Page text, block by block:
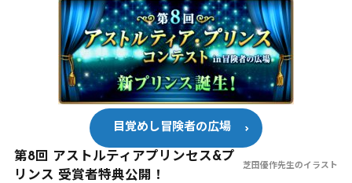
目覚めし冒険者の広場
第8回 アストルティアプリンセス&プ
リンス 受賞者特典公開！
芝田優作先生のイラスト